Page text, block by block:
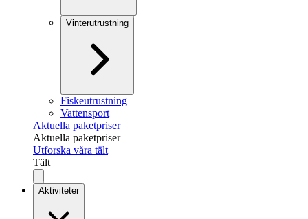
Vinterutrustning
Fiskeutrustning
Vattensport
Aktuella paketpriser
Aktuella paketpriser
Utforska våra tält
Tält
Aktiviteter